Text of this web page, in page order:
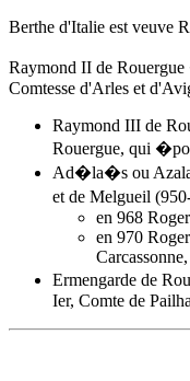
Berthe d'Italie est veuve
Raymond II de
Comtesse d'Arles et
Raymond III de
Rouergue, qui
Ad�la�s ou
et de Melgueil
en 968
en 970
Carcassonne,
Ermengarde de
Ier, Comte de